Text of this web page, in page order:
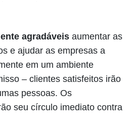
agradáveis aumentar as
e ajudar as empresas a
em um ambiente
– clientes satisfeitos irão
pessoas. Os
seu círculo imediato contra